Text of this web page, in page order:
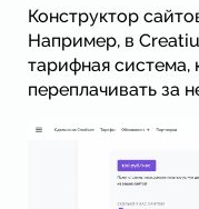
Конструктор
Например, в
тарифная система,
переплачивать за